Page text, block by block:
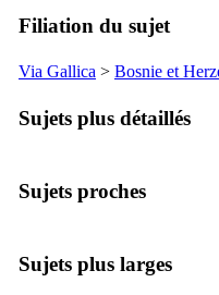
Filiation du sujet
Via Gallica > Bosnie et
Sujets plus détaillés
Sujets proches
Sujets plus larges